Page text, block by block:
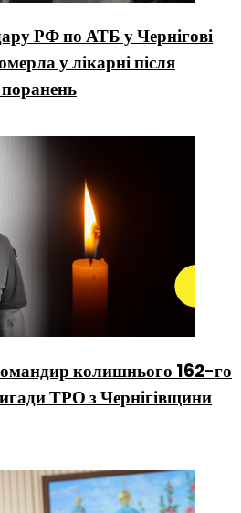
РФ по АТБ у Чернігові
у лікарні після
колишнього 162-го
ТРО з Чернігівщини